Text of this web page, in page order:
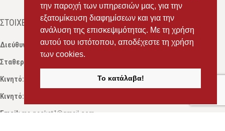
την παροχή των υπηρεσιών μας, για την
εξατομίκευση διαφημίσεων και για την
ανάλυση της επισκεψιμότητας. Με τη χρήση
αυτού του ιστότοπου, αποδέχεστε τη χρήση
των cookies.
Το κατάλαβα!
ΣΤΟΙΧΕΊΑ ΕΠΙΚΟΙΝΩΝΊΑΣ
Διεύθυνση:
Ευδόξου 7, Πάτρα, Τ.Κ. 263 31
Σταθερό:
Κινητό:
, Σαλπόγλου Μαρία
Κινητό:
Email: ms.packst1@gmail.com